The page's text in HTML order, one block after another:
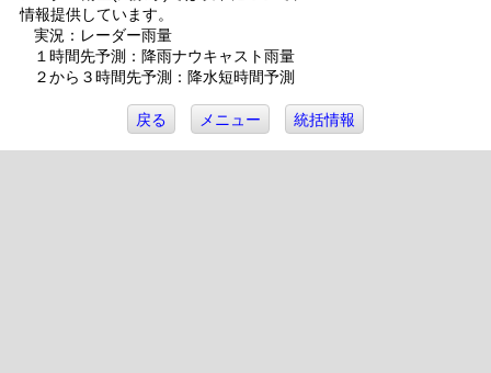
情報提供しています。
実況：レーダー雨量
１時間先予測：降雨ナウキャスト雨量
２から３時間先予測：降水短時間予測
戻る メニュー 統括情報